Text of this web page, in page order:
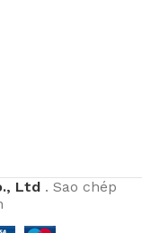
Ltd. Sao chép